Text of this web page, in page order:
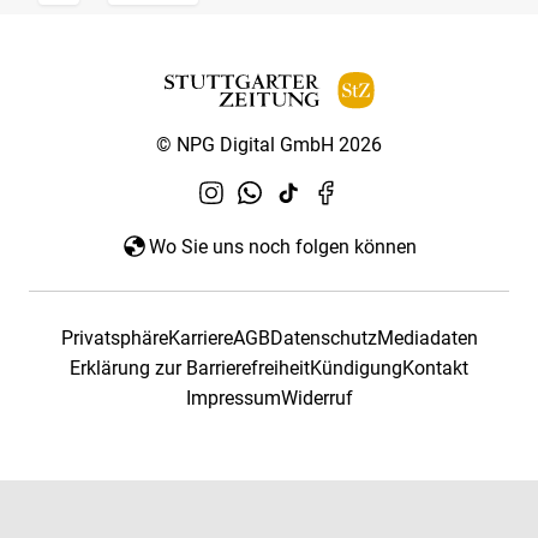
© NPG Digital GmbH 2026
Wo Sie uns noch folgen können
PrivatsphäreKarriereAGBDatenschutzMediadaten
Erklärung zur BarrierefreiheitKündigungKontakt
ImpressumWiderruf